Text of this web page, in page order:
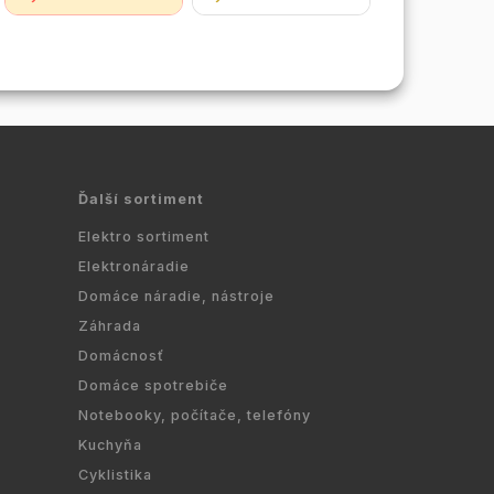
vykurovanie. Potrubie
lisovania, použitie pre
Ďalší sortiment
Elektro sortiment
Elektronáradie
Domáce náradie, nástroje
Záhrada
Domácnosť
Domáce spotrebiče
Notebooky, počítače, telefóny
Kuchyňa
Cyklistika